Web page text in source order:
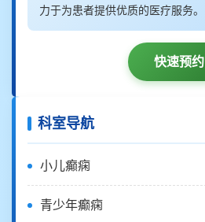
力于为患者提供优质的医疗服务。
快速预约
科室导航
小儿癫痫
青少年癫痫